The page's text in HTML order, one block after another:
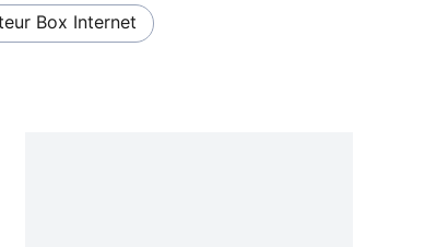
Box Internet